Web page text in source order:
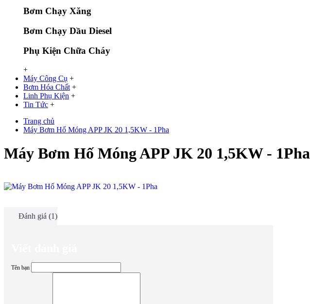
Bơm Chạy Xăng
Bơm Chạy Dầu Diesel
Phụ Kiện Chữa Cháy
+
Máy Công Cụ +
Bơm Hóa Chất +
Linh Phụ Kiện +
Tin Tức +
Trang chủ
Máy Bơm Hố Móng APP JK 20 1,5KW - 1Pha
Máy Bơm Hố Móng APP JK 20 1,5KW - 1Pha
Đánh giá (1)
Tên bạn